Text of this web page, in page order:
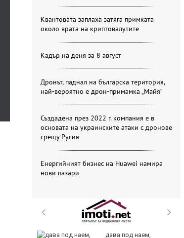
Квантовата заплаха затяга примката
около врата на криптовалутите
Кадър на деня за 8 август
Дронът, паднал на българска територия,
най-вероятно е дрон-примамка „Майя“
Създадена през 2022 г. компания е в
основата на украинските атаки с дронове
срещу Русия
Енергийният бизнес на Huawei намира
нови пазари
дава под наем,